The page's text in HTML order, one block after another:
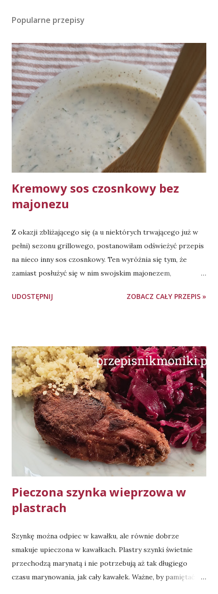
Popularne przepisy
Kremowy sos czosnkowy bez
majonezu
Z okazji zbliżającego się (a u niektórych trwającego już w
pełni) sezonu grillowego, postanowiłam odświeżyć przepis
na nieco inny sos czosnkowy. Ten wyróżnia się tym, że
zamiast posłużyć się w nim swojskim majonezem,
czosnku, 0,5 pęczka natki pietruszki ok. 200 g crème
rozdrabniamy ząbki czosnku. Pietruszkę myjemy, otrząsamy
z wody, obrywamy listki i drobno siekamy. Do miski
przekładamy czosnek, pietruszkę, dodajemy crème fraîche,
jogurt naturalny, musztardę, sól oraz pieprz. Dokładnie
mieszamy, do połączenia składników. Gotowy sos
wstawiamy do lodówki. By sos zgęstniał i nabrał przyjemnie
kremowej konsystencji, warto przygotować go
przynajmniej dzień wcześniej i pozostawić w lodówce na
całą noc. Sos świetnie pasuje do dań z ryby, sałatek oraz,
oczywiście, d...
UDOSTĘPNIJ ZOBACZ CAŁY PRZEPIS »
Pieczona szynka wieprzowa w
plastrach
Szynkę można odpiec w kawałku, ale równie dobrze
smakuje upieczona w kawałkach. Plastry szynki świetnie
przechodzą marynatą i nie potrzebują aż tak długiego
czasu marynowania, jak cały kawałek. Ważne, by pamiętać o